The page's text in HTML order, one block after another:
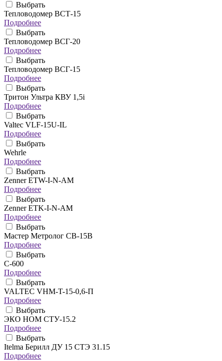
Выбрать
Тепловодомер ВСТ-15
Подробнее
Выбрать
Тепловодомер ВСГ-20
Подробнее
Выбрать
Тепловодомер ВСГ-15
Подробнее
Выбрать
Тритон Ультра КВУ 1,5i
Подробнее
Выбрать
Valtec VLF-15U-IL
Подробнее
Выбрать
Wehrle
Подробнее
Выбрать
Zenner ETW-I-N-AM
Подробнее
Выбрать
Zenner ETK-I-N-AM
Подробнее
Выбрать
Мастер Метролог СВ-15В
Подробнее
Выбрать
C-600
Подробнее
Выбрать
VALTEC VHM-T-15-0,6-П
Подробнее
Выбрать
ЭКО НОМ СТУ-15.2
Подробнее
Выбрать
Itelma Берилл ДУ 15 СТЭ 31.15
Подробнее